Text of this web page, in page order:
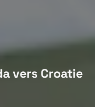
vers Croatie